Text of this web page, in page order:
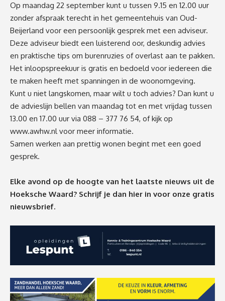
Op maandag 22 september kunt u tussen 9.15 en 12.00 uur
zonder afspraak terecht in het gemeentehuis van Oud-
Beijerland voor een persoonlijk gesprek met een adviseur.
Deze adviseur biedt een luisterend oor, deskundig advies
en praktische tips om burenruzies of overlast aan te pakken.
Het inloopspreekuur is gratis en bedoeld voor iedereen die
te maken heeft met spanningen in de woonomgeving.
Kunt u niet langskomen, maar wilt u toch advies? Dan kunt u
de advieslijn bellen van maandag tot en met vrijdag tussen
13.00 en 17.00 uur via 088 – 377 76 54, of kijk op
www.awhw.nlvoor meer informatie.
Samen werken aan prettig wonen begint met een goed
gesprek.
Elke avond op de hoogte van het laatste nieuws uit de
Hoeksche Waard? Schrijf je dan hier in voor onze gratis
nieuwsbrief.